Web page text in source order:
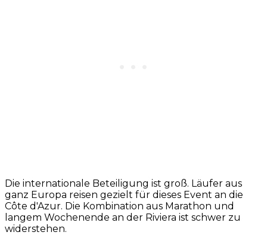
Die internationale Beteiligung ist groß. Läufer aus
ganz Europa reisen gezielt für dieses Event an die
Côte d'Azur. Die Kombination aus Marathon und
langem Wochenende an der Riviera ist schwer zu
widerstehen.